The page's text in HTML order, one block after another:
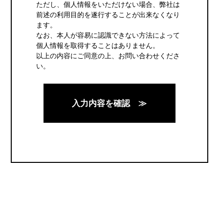
ただし、個人情報をいただけない場合、弊社は
前述の利用目的を遂行することが出来なくなり
ます。
なお、本人が容易に認識できない方法によって
個人情報を取得することはありません。
以上の内容にご同意の上、お問い合わせくださ
い。